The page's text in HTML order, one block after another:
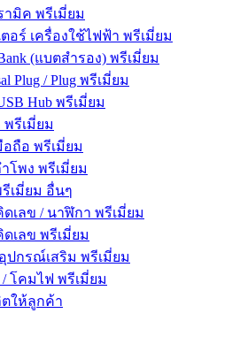
ามิค พรีเมี่ยม
อร์ เครื่องใช้ไฟฟ้า พรีเมี่ยม
(แบตสำรอง) พรีเมี่ยม
Plug / Plug พรีเมี่ยม
Hub พรีเมี่ยม
รีเมี่ยม
ถือ พรีเมี่ยม
โพง พรีเมี่ยม
เมี่ยม อื่นๆ
ดเลข / นาฬิกา พรีเมี่ยม
ดเลข พรีเมี่ยม
ปกรณ์เสริม พรีเมี่ยม
โคมไฟ พรีเมี่ยม
ให้ลูกค้า